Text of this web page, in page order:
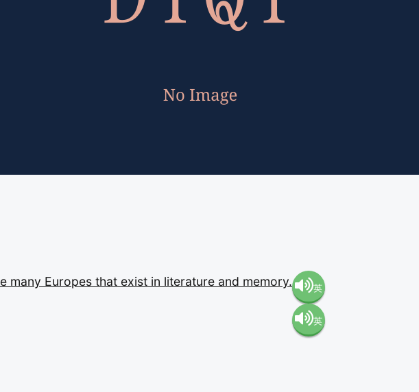
many Europes that exist in literature and memory. 英
語（米
英